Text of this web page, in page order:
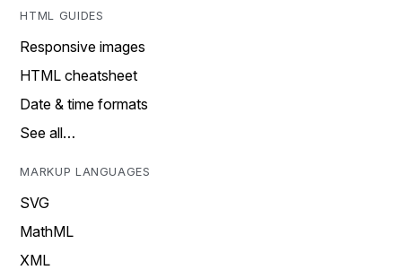
HTML GUIDES
Responsive images
HTML cheatsheet
Date & time formats
See all…
MARKUP LANGUAGES
SVG
MathML
XML